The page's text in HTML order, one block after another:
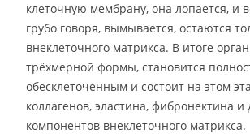
клеточную мембрану, она лопается, и
грубо говоря, вымывается, остаются
внеклеточного матрикса. В итоге
трёхмерной формы, становится
обесклеточенным и состоит на этом
коллагенов, эластина, фибронектина и
компонентов внеклеточного матрикса.